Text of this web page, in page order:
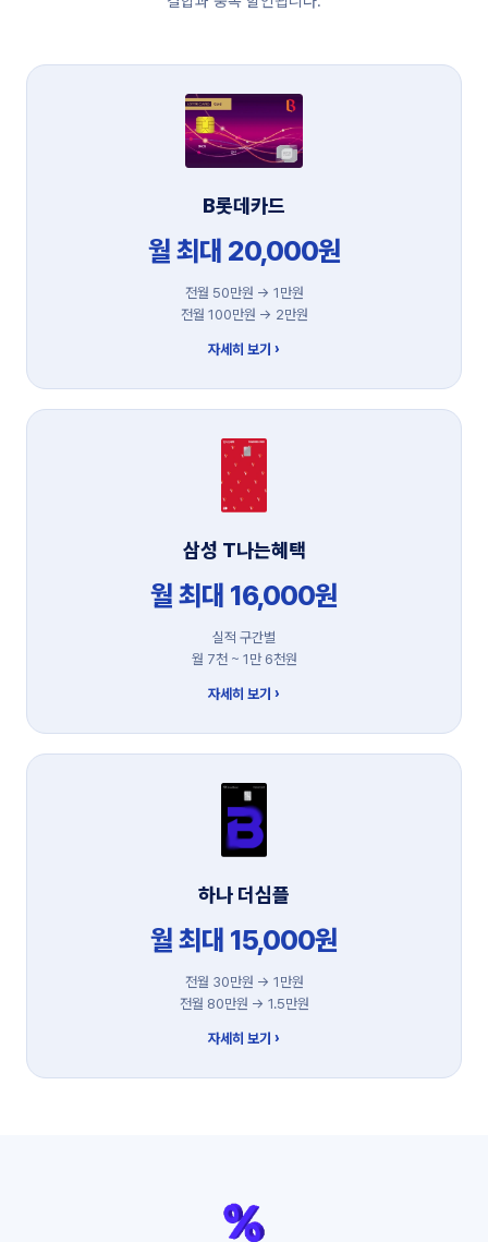
B롯데카드
월 최대 20,000원
전월 50만원 → 1만원
전월 100만원 → 2만원
자세히 보기 ›
삼성 T나는혜택
월 최대 16,000원
실적 구간별
월 7천 ~ 1만 6천원
자세히 보기 ›
하나 더심플
월 최대 15,000원
전월 30만원 → 1만원
전월 80만원 → 1.5만원
자세히 보기 ›